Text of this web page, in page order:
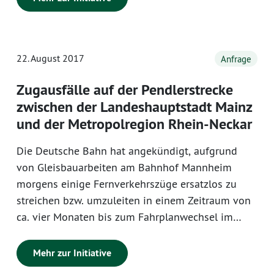
Dienstherrn noch aus den Beihilfevorschriften.
22. August 2017 Anfrage
Zugausfälle auf der Pendlerstrecke
zwischen der Landeshauptstadt Mainz
und der Metropolregion Rhein-Neckar
Die Deutsche Bahn hat angekündigt, aufgrund
von Gleisbauarbeiten am Bahnhof Mannheim
morgens einige Fernverkehrszüge ersatzlos zu
streichen bzw. umzuleiten in einem Zeitraum von
ca. vier Monaten bis zum Fahrplanwechsel im
frequentierte Pendlerstrecke von Mainz in die
Metropolregion Rhein-Neckar (Heidelberg und
Mehr zur Initiative